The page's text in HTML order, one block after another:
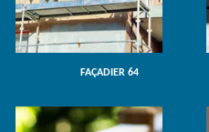
FAÇADIER 64